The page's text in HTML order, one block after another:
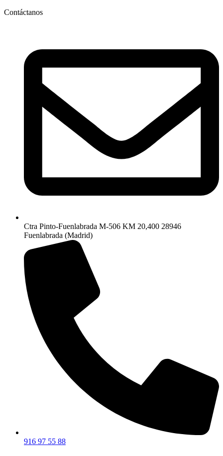
Contáctanos
Ctra Pinto-Fuenlabrada M-506 KM 20,400 28946
Fuenlabrada (Madrid)
916 97 55 88